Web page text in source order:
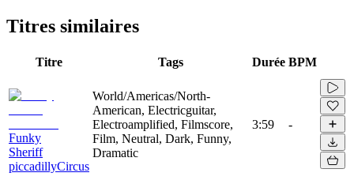
Titres similaires
Titre Tags Durée BPM
Funky
Sheriff
piccadillyCircus
World/Americas/North-
American, Electricguitar,
Electroamplified, Filmscore,
Film, Neutral, Dark, Funny,
Dramatic
3:59 -